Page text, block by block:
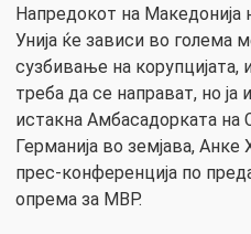
Напредокот на Македонија
Унија ќе зависи во голема
сузбивање на корупцијата,
треба да се направат, но
истакна Амбасадорката на
Германија во земјава,
прес-конференција по
опрема за МВР.